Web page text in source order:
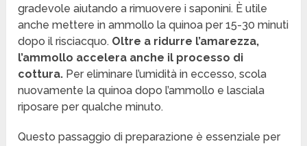
gradevole aiutando a rimuovere i saponini. È utile
anche mettere in ammollo la quinoa per 15-30 minuti
dopo il risciacquo. Oltre a ridurre l’amarezza,
l’ammollo accelera anche il processo di
cottura. Per eliminare l’umidità in eccesso, scola
nuovamente la quinoa dopo l’ammollo e lasciala
riposare per qualche minuto.
Questo passaggio di preparazione è essenziale per